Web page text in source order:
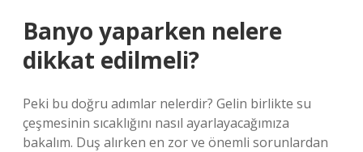
Banyo yaparken nelere
dikkat edilmeli?
Peki bu doğru adımlar nelerdir? Gelin birlikte su
çeşmesinin sıcaklığını nasıl ayarlayacağımıza
bakalım. Duş alırken en zor ve önemli sorunlardan